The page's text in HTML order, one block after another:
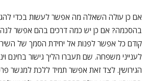
אם כן עולה השאלה מה אפשר לעשות בכדי
בהסכמה? אם כן יש כמה דרכים בהם אפשר
קודם כל אפשר לפנות אל יחידת הסמך של
לענייני משפחה. שם תעברו הליך גישור בחינם
הגירושין. לצד זאת אפשר תמיד ללכת למגשר